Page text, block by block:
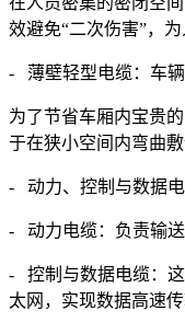
效避免“二次伤害”，
- 薄壁轻型电缆：车
为了节省车厢内宝贵
于在狭小空间内弯曲
- 动力、控制与数据
- 动力电缆：负责输送
- 控制与数据电缆：这
太网，实现数据高速